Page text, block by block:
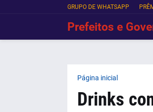
GRUPO DE WHATSAPP
Prefeitos e
Página inicial
Drinks